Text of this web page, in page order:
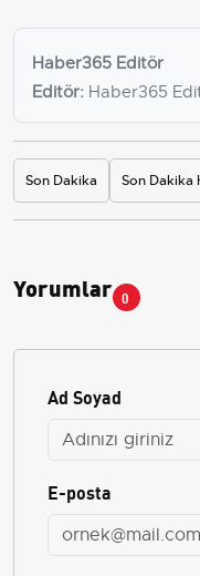
Haber365 Editör
Editör: Haber365
Son Dakika Son Dakika
Yorumlar 0
Ad Soyad
E-posta